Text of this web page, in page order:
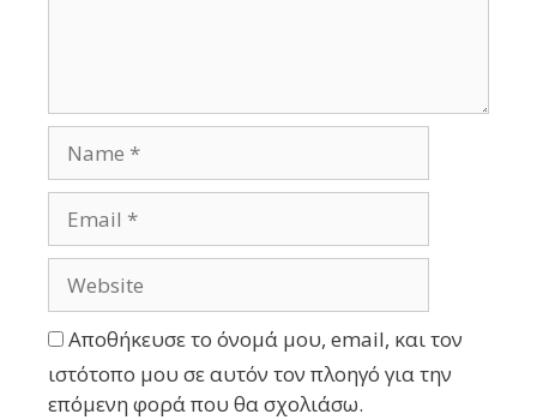
Αποθήκευσε το όνομά μου, email, και τον
ιστότοπο μου σε αυτόν τον πλοηγό για την
επόμενη φορά που θα σχολιάσω.